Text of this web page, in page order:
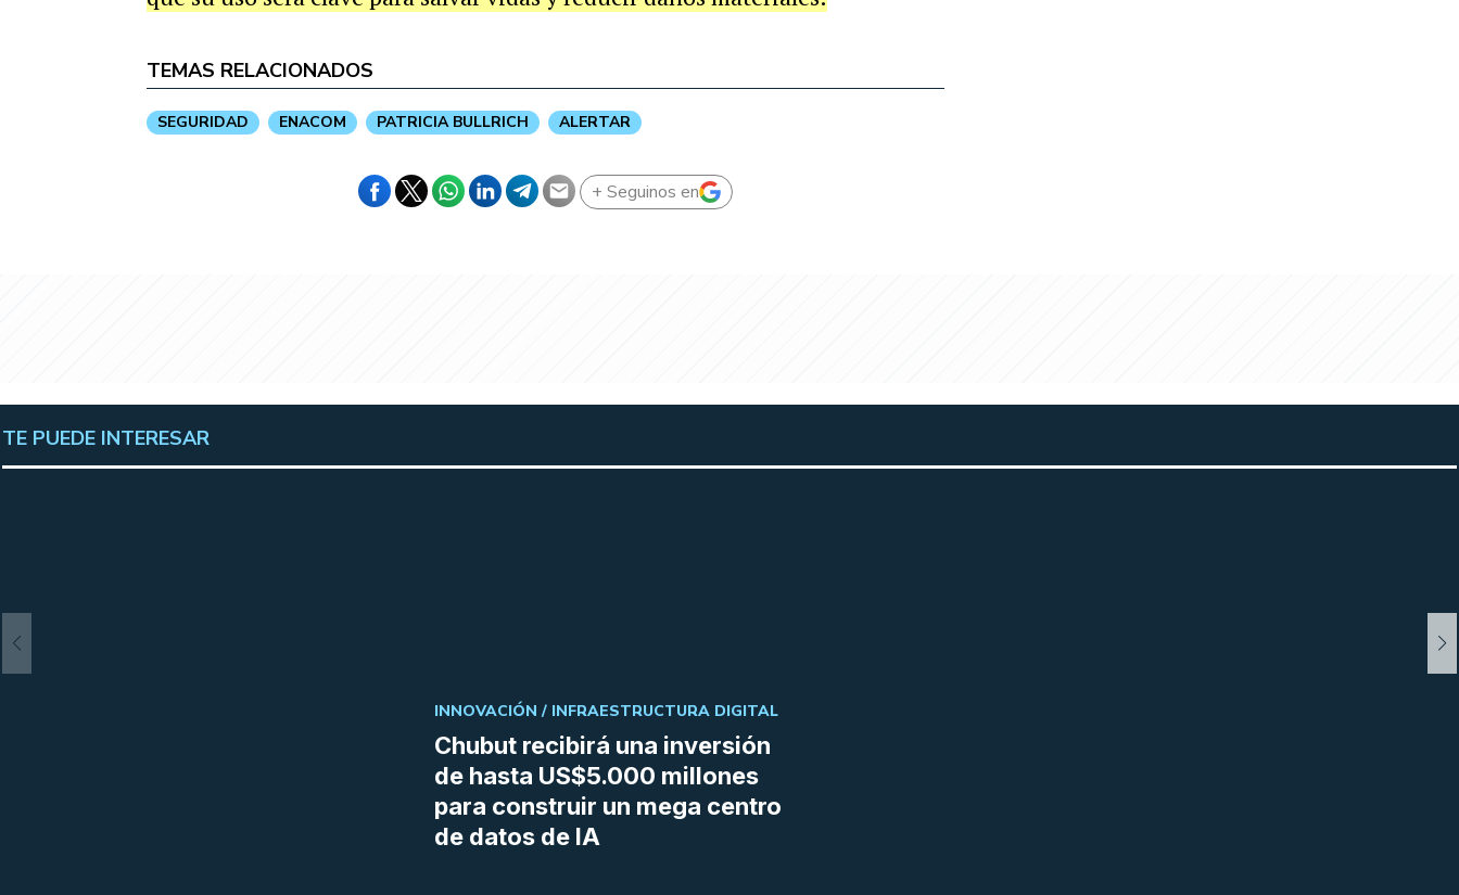
TEMAS RELACIONADOS
SEGURIDAD ENACOM PATRICIA BULLRICH ALERTAR
+ Seguinos en
TE PUEDE INTERESAR
Chubut recibirá una inversión
de hasta US$5.000 millones
para construir un mega centro
de datos de IA
INNOVACIÓN / INFRAESTRUCTURA DIGITAL